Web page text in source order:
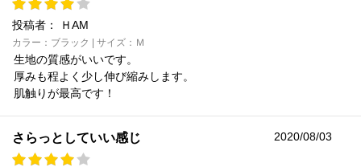
投稿者： ＨAM
カラー：ブラック | サイズ：Ｍ
生地の質感がいいです。
厚みも程よく少し伸び縮みします。
肌触りが最高です！
さらっとしていい感じ 2020/08/03